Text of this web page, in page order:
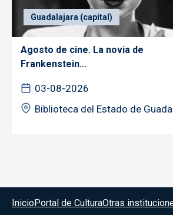
Guadalajara (capital)
Agosto de cine. La novia de
Frankenstein...
03-08-2026
Biblioteca del Estado de
Menú del pie
InicioPortal de CulturaOtras